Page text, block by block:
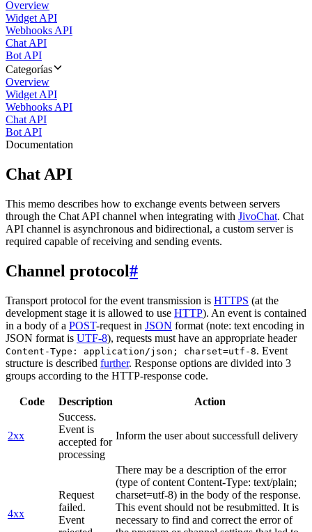
Overview
Widget API
Webhooks API
Chat API
Bot API
Categorías
Overview
Widget API
Webhooks API
Chat API
Bot API
Documentation
Chat API
This memo describes how to exchange events between servers
through the Chat API channel when integrating with JivoChat. Chat
API channel is asynchronous and bidirectional, a custom server is
required capable of receiving and sending events.
Channel protocol#
Transport protocol for the event transmission is HTTPS (at the
development stage it is allowed to use HTTP). An event is contained
in a body of a POST-request in JSON format (note: text encoding in
JSON format is UTF-8), requests must have an appropriate header
Content-Type: application/json; charset=utf-8. Event
structure is described further. Response options are divided into 3
groups according to the HTTP-response code.
Code Description Action
2xx
Success.
Event is
accepted for
processing
Inform the user about successfull delivery
4xx
Request
failed.
Event
There may be a description of the error
(type of content Content-Type: text/plain;
charset=utf-8) in the body of the response.
This event should not be resubmitted. It is
necessary to find and correct the error of